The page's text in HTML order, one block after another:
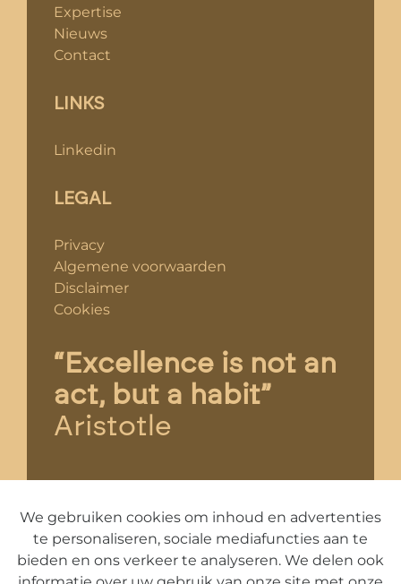
Expertise
Nieuws
Contact
LINKS
Linkedin
LEGAL
Privacy
Algemene voorwaarden
Disclaimer
Cookies
“Excellence is not an
act, but a habit”
Aristotle
28 And Counting
We gebruiken cookies om inhoud en advertenties
te personaliseren, sociale mediafuncties aan te
bieden en ons verkeer te analyseren. We delen ook